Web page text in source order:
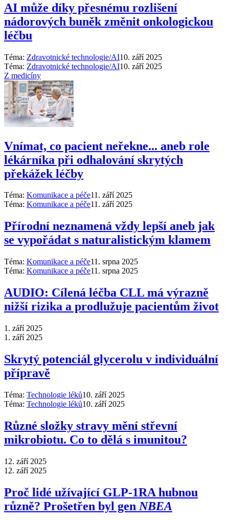
AI může díky přesnému rozlišení
nádorových buněk změnit onkologickou
léčbu
Téma: Zdravotnické technologie/AI10. září 2025
Téma: Zdravotnické technologie/AI10. září 2025
Z medicíny
Vnímat, co pacient neřekne... aneb role
lékárníka při odhalování skrytých
překážek léčby
Téma: Komunikace a péče11. září 2025
Téma: Komunikace a péče11. září 2025
Přírodní neznamená vždy lepší aneb jak
se vypořádat s naturalistickým klamem
Téma: Komunikace a péče11. srpna 2025
Téma: Komunikace a péče11. srpna 2025
AUDIO: Cílená léčba CLL má výrazně
nižší rizika a prodlužuje pacientům život
1. září 2025
1. září 2025
Skrytý potenciál glycerolu v individuální
přípravě
Téma: Technologie léků10. září 2025
Téma: Technologie léků10. září 2025
Různé složky stravy mění střevní
mikrobiotu. Co to dělá s imunitou?
12. září 2025
12. září 2025
Proč lidé užívající GLP-1RA hubnou
různě? Prošetřen byl gen NBEA